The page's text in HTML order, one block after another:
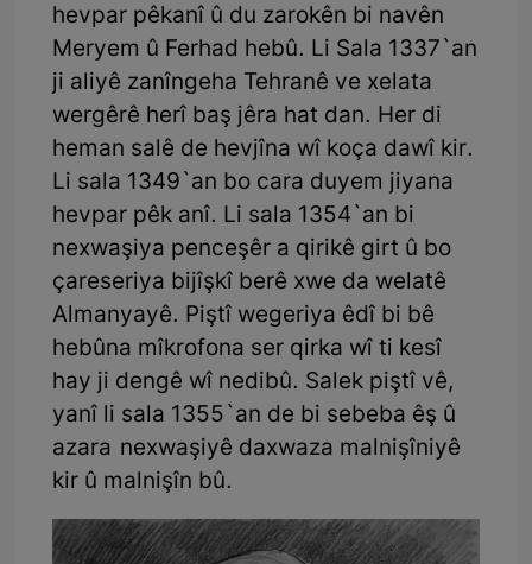
hevpar pêkanî û du zarokên bi navên
Meryem û Ferhad hebû. Li Sala 1337`an
ji aliyê zanîngeha Tehranê ve xelata
wergêrê herî baş jêra hat dan. Her di
heman salê de hevjîna wî koça dawî kir.
Li sala 1349`an bo cara duyem jiyana
hevpar pêk anî. Li sala 1354`an bi
nexwaşiya penceşêr a qirikê girt û bo
çareseriya bijîşkî berê xwe da welatê
Almanyayê. Piştî wegeriya êdî bi bê
hebûna mîkrofona ser qirka wî ti kesî
hay ji dengê wî nedibû. Salek piştî vê,
yanî li sala 1355`an de bi sebeba êş û
azara nexwaşiyê daxwaza malnişîniyê
kir û malnişîn bû.